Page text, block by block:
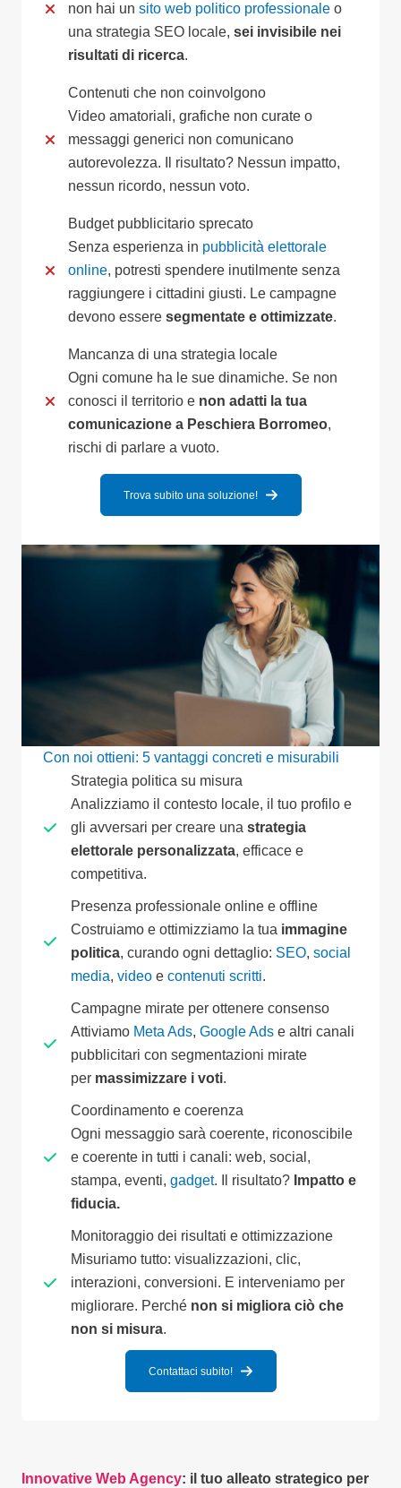
non hai un sito web politico professionale o
una strategia SEO locale, sei invisibile nei
risultati di ricerca.
Contenuti che non coinvolgono
Video amatoriali, grafiche non curate o
messaggi generici non comunicano
autorevolezza. Il risultato? Nessun impatto,
nessun ricordo, nessun voto.
Budget pubblicitario sprecato
Senza esperienza in pubblicità elettorale
online, potresti spendere inutilmente senza
raggiungere i cittadini giusti. Le campagne
devono essere segmentate e ottimizzate.
Mancanza di una strategia locale
Ogni comune ha le sue dinamiche. Se non
conosci il territorio e non adatti la tua
comunicazione a Peschiera Borromeo,
rischi di parlare a vuoto.
Trova subito una soluzione!
Con noi ottieni: 5 vantaggi concreti e misurabili
Strategia politica su misura
Analizziamo il contesto locale, il tuo profilo e
gli avversari per creare una strategia
elettorale personalizzata, efficace e
competitiva.
Presenza professionale online e offline
Costruiamo e ottimizziamo la tua immagine
politica, curando ogni dettaglio: SEO, social
media, video e contenuti scritti.
Campagne mirate per ottenere consenso
Attiviamo Meta Ads, Google Ads e altri canali
pubblicitari con segmentazioni mirate
per massimizzare i voti.
Coordinamento e coerenza
Ogni messaggio sarà coerente, riconoscibile
e coerente in tutti i canali: web, social,
stampa, eventi, gadget. Il risultato? Impatto e
fiducia.
Monitoraggio dei risultati e ottimizzazione
Misuriamo tutto: visualizzazioni, clic,
interazioni, conversioni. E interveniamo per
migliorare. Perché non si migliora ciò che
non si misura.
Contattaci subito!
Innovative Web Agency: il tuo alleato strategico per